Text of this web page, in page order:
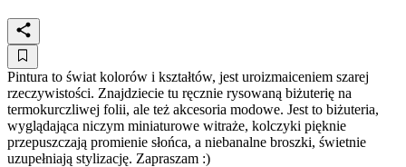
Pintura to świat kolorów i kształtów, jest uroizmaiceniem szarej
rzeczywistości. Znajdziecie tu ręcznie rysowaną biżuterię na
termokurczliwej folii, ale też akcesoria modowe. Jest to biżuteria,
wyglądająca niczym miniaturowe witraże, kolczyki pięknie
przepuszczają promienie słońca, a niebanalne broszki, świetnie
uzupełniają stylizację. Zapraszam :)